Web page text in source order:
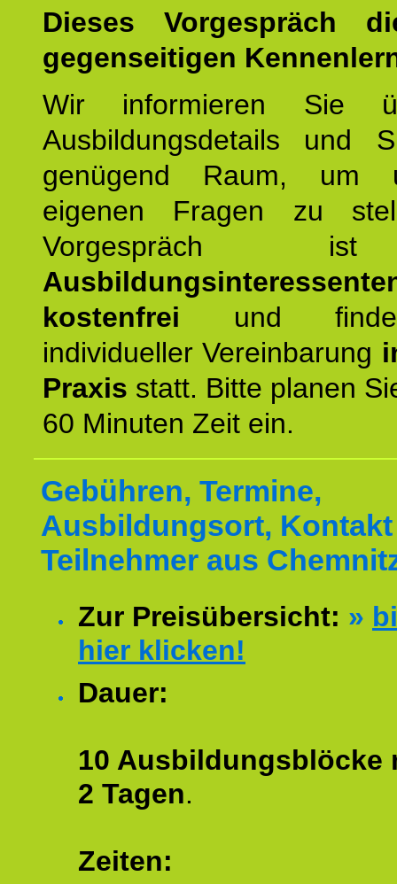
Dieses Vorgespräch
gegenseitigen
Wir informieren Sie
Ausbildungsdetails und
genügend Raum, um
eigenen Fragen zu
kostenfrei und
individueller Vereinbarung
Praxis statt. Bitte planen
60 Minuten Zeit ein.
Gebühren, Termine,
Ausbildungsort,
Teilnehmer aus
Zur Preisübersicht: »
hier klicken!
Dauer:
10 Ausbildungsblöcke
2 Tagen.
Zeiten: